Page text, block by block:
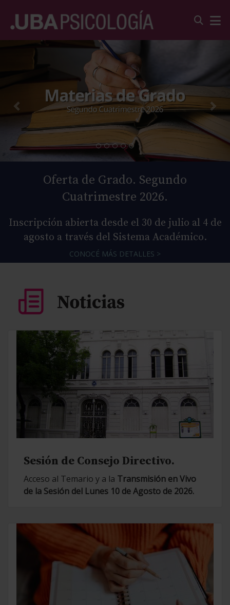
Oferta de Grado. Segundo
Cuatrimestre 2026.
Inscripción abierta desde el 30 de julio al 4 de
agosto a través del Sistema Académico.
CONOCÉ MÁS DETALLES >
Sesión de Consejo Directivo.
Acceso al Temario y a la Transmisión en Vivo
de la Sesión del Lunes 10 de Agosto de 2026.